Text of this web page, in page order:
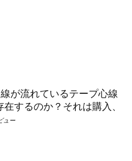
が流れているテープ心線
するのか？それは購入、
ュー